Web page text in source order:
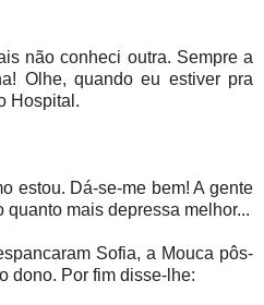
não conheci outra. Sempre a
Olhe, quando eu estiver pra
Hospital.
estou. Dá-se-me bem! A gente
quanto mais depressa melhor...
Sofia, a Mouca pôs-
dono. Por fim disse-lhe: